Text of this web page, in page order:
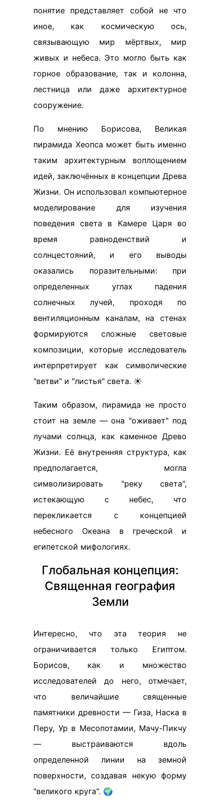
понятие представляет собой не что
иное, как космическую ось,
связывающую мир мёртвых, мир
живых и небеса. Это могло быть как
горное образование, так и колонна,
лестница или даже архитектурное
сооружение.
По мнению Борисова, Великая
пирамида Хеопса может быть именно
таким архитектурным воплощением
идей, заключённых в концепции Древа
Жизни. Он использовал компьютерное
моделирование для изучения
поведения света в Камере Царя во
время равноденствий и
солнцестояний, и его выводы
оказались поразительными: при
определенных углах падения
солнечных лучей, проходя по
вентиляционным каналам, на стенах
формируются сложные световые
композиции, которые исследователь
интерпретирует как символические
"ветви" и "листья" света. ☀️
Таким образом, пирамида не просто
стоит на земле — она "оживает" под
лучами солнца, как каменное Древо
Жизни. Её внутренняя структура, как
предполагается, могла
символизировать "реку света",
истекающую с небес, что
перекликается с концепцией
небесного Океана в греческой и
египетской мифологиях.
Глобальная концепция:
Священная география
Земли
Интересно, что эта теория не
ограничивается только Египтом.
Борисов, как и множество
исследователей до него, отмечает,
что величайшие священные
памятники древности — Гиза, Наска в
Перу, Ур в Месопотамии, Мачу-Пикчу
— выстраиваются вдоль
определенной линии на земной
поверхности, создавая некую форму
"великого круга". 🌍